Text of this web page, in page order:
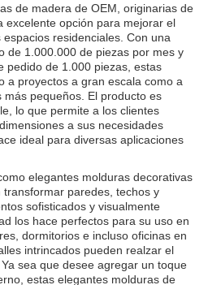
de madera de OEM, originarias de
excelente opción para mejorar el
residenciales. Con una
de 1.000.000 de piezas por mes y
pedido de 1.000 piezas, estas
a proyectos a gran escala como a
más pequeños. El producto es
lo que permite a los clientes
a sus necesidades
ideal para diversas aplicaciones
elegantes molduras decorativas
paredes, techos y
sofisticados y visualmente
los hace perfectos para su uso en
dormitorios e incluso oficinas en
intrincados pueden realzar el
sea que desee agregar un toque
estas elegantes molduras de